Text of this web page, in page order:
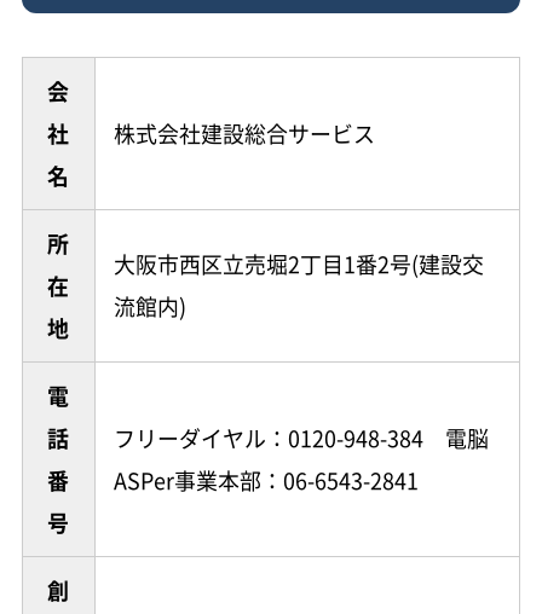
会
社
名
株式会社建設総合サービス
所
在
地
大阪市西区立売堀2丁目1番2号(建設交
流館内)
電
話
番
号
フリーダイヤル：0120-948-384 電脳
ASPer事業本部：06-6543-2841
創